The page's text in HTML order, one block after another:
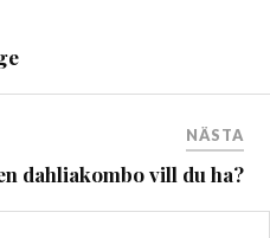
NÄSTA
dahliakombo vill du ha?